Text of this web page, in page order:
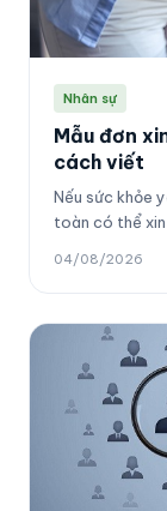
Nhân sự
Mẫu đơn
cách viết
Nếu sức khỏe
toàn có thể xin
04/08/2026